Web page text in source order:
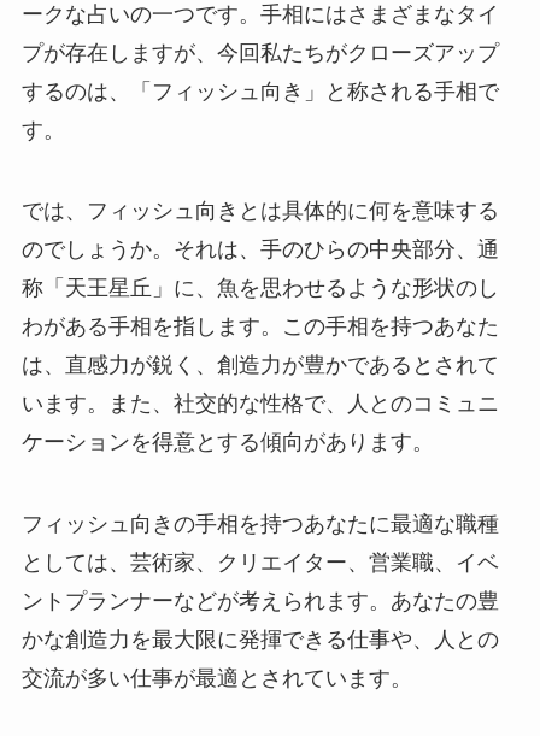
ークな占いの一つです。手相にはさまざまなタイ
プが存在しますが、今回私たちがクローズアップ
するのは、「フィッシュ向き」と称される手相で
す。
では、フィッシュ向きとは具体的に何を意味する
のでしょうか。それは、手のひらの中央部分、通
称「天王星丘」に、魚を思わせるような形状のし
わがある手相を指します。この手相を持つあなた
は、直感力が鋭く、創造力が豊かであるとされて
います。また、社交的な性格で、人とのコミュニ
ケーションを得意とする傾向があります。
フィッシュ向きの手相を持つあなたに最適な職種
としては、芸術家、クリエイター、営業職、イベ
ントプランナーなどが考えられます。あなたの豊
かな創造力を最大限に発揮できる仕事や、人との
交流が多い仕事が最適とされています。